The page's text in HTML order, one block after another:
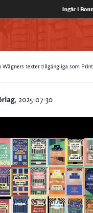
Ingår i
Wägners texter tillgängliga som
, 2025-07-30